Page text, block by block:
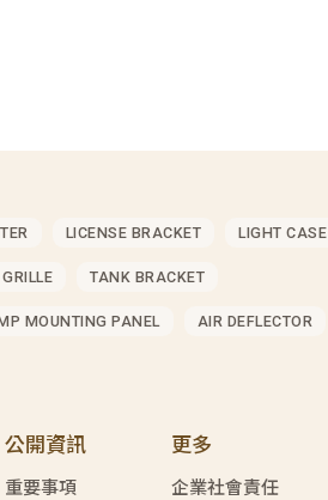
LICENSE BRACKET LIGHT CASE
TANK BRACKET
MOUNTING PANEL AIR DEFLECTOR
公開資訊
重要事項
更多
企業社會責任